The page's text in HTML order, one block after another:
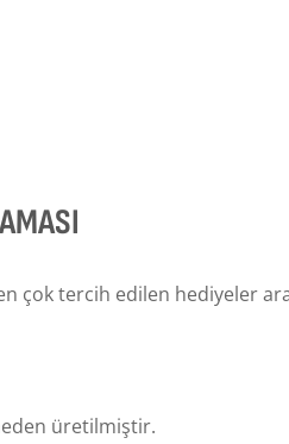
en çok tercih edilen hediyeler
üretilmiştir.